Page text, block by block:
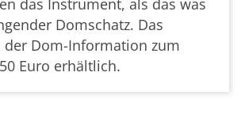
das Instrument, als das was
Domschatz. Das
der Dom-Information zum
Euro erhältlich.